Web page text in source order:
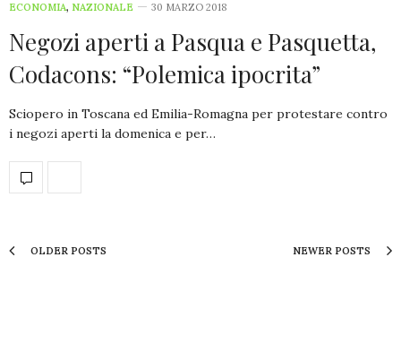
ECONOMIA, NAZIONALE 30 MARZO 2018
Negozi aperti a Pasqua e Pasquetta,
Codacons: “Polemica ipocrita”
Sciopero in Toscana ed Emilia-Romagna per protestare contro
i negozi aperti la domenica e per…
OLDER POSTS NEWER POSTS